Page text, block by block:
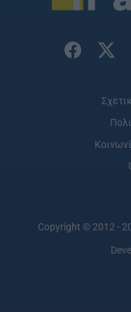
Copyright © 2012 -